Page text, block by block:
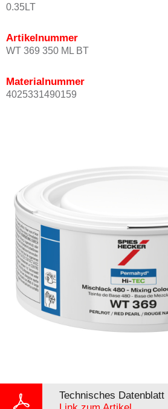
0.35LT
Artikelnummer
WT 369 350 ML BT
Materialnummer
4025331490159
Technisches Datenblatt